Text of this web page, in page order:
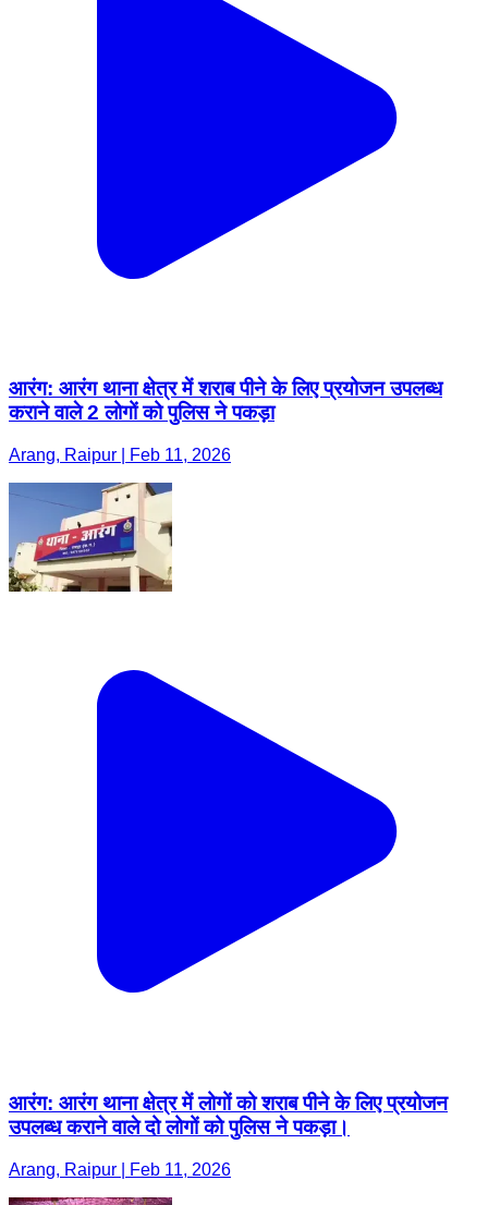
आरंग: आरंग थाना क्षेत्र में शराब पीने के लिए प्रयोजन उपलब्ध
कराने वाले 2 लोगों को पुलिस ने पकड़ा
Arang, Raipur | Feb 11, 2026
आरंग: आरंग थाना क्षेत्र में लोगों को शराब पीने के लिए प्रयोजन
उपलब्ध कराने वाले दो लोगों को पुलिस ने पकड़ा।
Arang, Raipur | Feb 11, 2026